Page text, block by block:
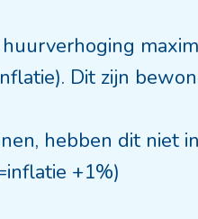
Dit zijn
hebben dit niet
+1%)